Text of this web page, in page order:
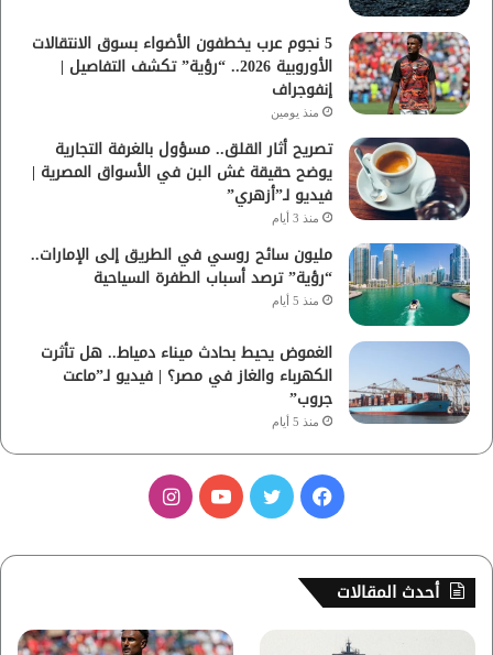
5 نجوم عرب يخطفون الأضواء بسوق الانتقالات
الأوروبية 2026.. “رؤية” تكشف التفاصيل |
إنفوجراف
منذ يومين
تصريح أثار القلق.. مسؤول بالغرفة التجارية
يوضح حقيقة غش البن في الأسواق المصرية |
فيديو لـ”أزهري”
منذ 3 أيام
مليون سائح روسي في الطريق إلى الإمارات..
“رؤية” ترصد أسباب الطفرة السياحية
منذ 5 أيام
الغموض يحيط بحادث ميناء دمياط.. هل تأثرت
الكهرباء والغاز في مصر؟ | فيديو لـ”ماعت
جروب”
منذ 5 أيام
س
ب
ي
ت
أحدث المقالات